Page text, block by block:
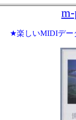
★楽しいMIDIデー